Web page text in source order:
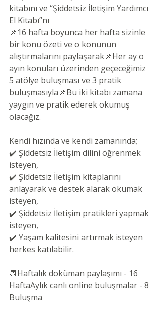
kitabını ve “Şiddetsiz İletişim Yardımcı
El Kitabı’’nı
📌16 hafta boyunca her hafta sizinle
bir konu özeti ve o konunun
alıştırmalarını paylaşarak📌Her ay o
ayın konuları üzerinden geçeceğimiz
5 atölye buluşması ve 3 pratik
buluşmasıyla📌Bu iki kitabı zamana
yaygın ve pratik ederek okumuş
olacağız.
Kendi hızında ve kendi zamanında;
✔️ Şiddetsiz İletişim dilini öğrenmek
isteyen,
✔️ Şiddetsiz İletişim kitaplarını
anlayarak ve destek alarak okumak
isteyen,
✔️ Şiddetsiz İletişim pratikleri yapmak
isteyen,
✔️ Yaşam kalitesini artırmak isteyen
herkes katılabilir.
📆Haftalık doküman paylaşımı - 16
HaftaAylık canlı online buluşmalar - 8
Buluşma